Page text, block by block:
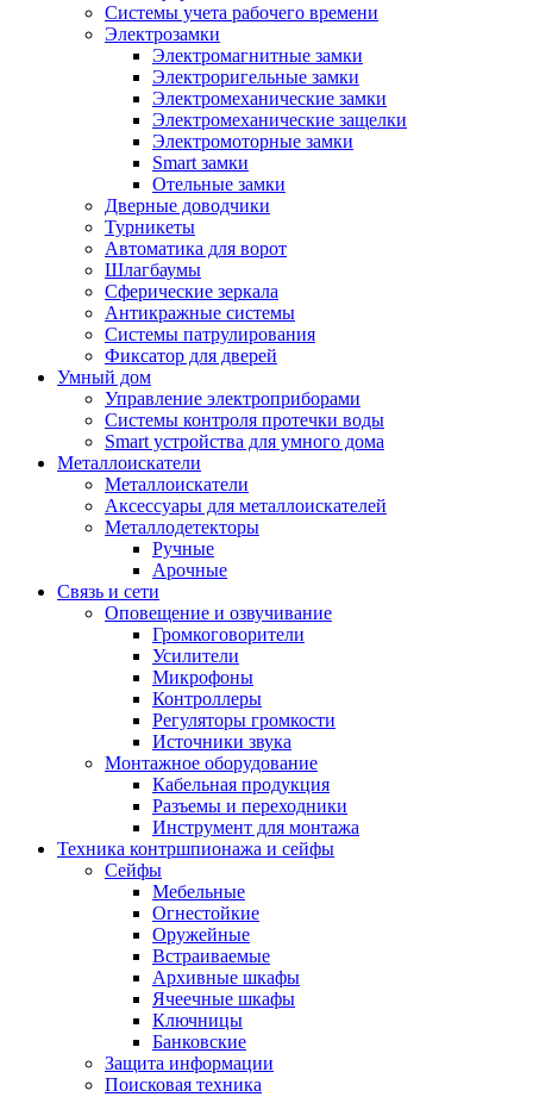
Системы учета рабочего времени
Электрозамки
Электромагнитные замки
Электроригельные замки
Электромеханические замки
Электромеханические защелки
Электромоторные замки
Smart замки
Отельные замки
Дверные доводчики
Турникеты
Автоматика для ворот
Шлагбаумы
Сферические зеркала
Антикражные системы
Системы патрулирования
Фиксатор для дверей
Умный дом
Управление электроприборами
Системы контроля протечки воды
Smart устройства для умного дома
Металлоискатели
Металлоискатели
Аксессуары для металлоискателей
Металлодетекторы
Ручные
Арочные
Связь и сети
Оповещение и озвучивание
Громкоговорители
Усилители
Микрофоны
Контроллеры
Регуляторы громкости
Источники звука
Монтажное оборудование
Кабельная продукция
Разъемы и переходники
Инструмент для монтажа
Техника контршпионажа и сейфы
Сейфы
Мебельные
Огнестойкие
Оружейные
Встраиваемые
Архивные шкафы
Ячеечные шкафы
Ключницы
Банковские
Защита информации
Поисковая техника